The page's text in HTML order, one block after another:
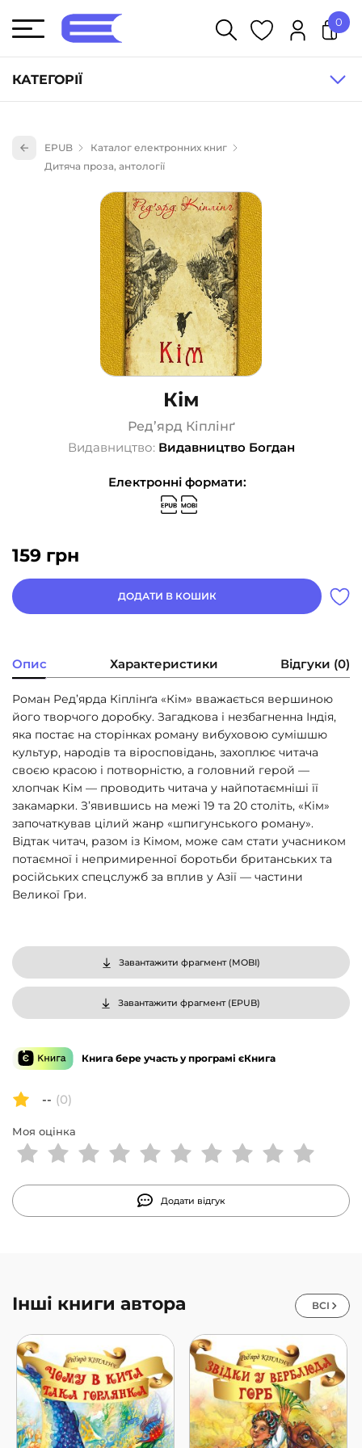
КАТЕГОРІЇ
Книги для дітей (836)
Науково-популярна література (1015)
Навчальна література та посібники (527)
Енциклопедії, довідники, словники (55)
Подарункові сертифікати (1)
0
EPUB
Каталог електронних книг
Дитяча проза, антології
Кім
Ред’ярд Кіплінґ
Видавництво: Видавництво Богдан
Електронні формати:
159 грн
ДОДАТИ В КОШИК
Опис Характеристики Відгуки (0)
Роман Ред’ярда Кіплінґа «Кім» вважається вершиною
його творчого доробку. Загадкова і незбагненна Індія,
яка постає на сторінках роману вибуховою сумішшю
культур, народів та віросповідань, захоплює читача
своєю красою і потворністю, а головний герой —
хлопчак Кім — проводить читача у найпотаємніші її
закамарки. З’явившись на межі 19 та 20 століть, «Кім»
започаткував цілий жанр «шпигунського роману».
Відтак читач, разом із Кімом, може сам стати учасником
потаємної і непримиренної боротьби британських та
російських спецслужб за вплив у Азії — частини
Великої Гри.
Завантажити фрагмент (MOBI)
Завантажити фрагмент (EPUB)
Книга бере участь у програмі єКнига
-- (0)
Моя оцінка
Додати відгук
Інші книги автора ВСІ